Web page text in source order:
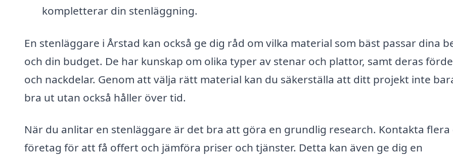
kompletterar din stenläggning.
En stenläggare i Årstad kan också ge dig råd om vilka material som bäst passar dina
och din budget. De har kunskap om olika typer av stenar och plattor, samt deras
och nackdelar. Genom att välja rätt material kan du säkerställa att ditt projekt inte
bra ut utan också håller över tid.
När du anlitar en stenläggare är det bra att göra en grundlig research. Kontakta flera
företag för att få offert och jämföra priser och tjänster. Detta kan även ge dig en